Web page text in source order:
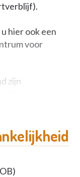
hier ook een
voor
zijn
met zorg